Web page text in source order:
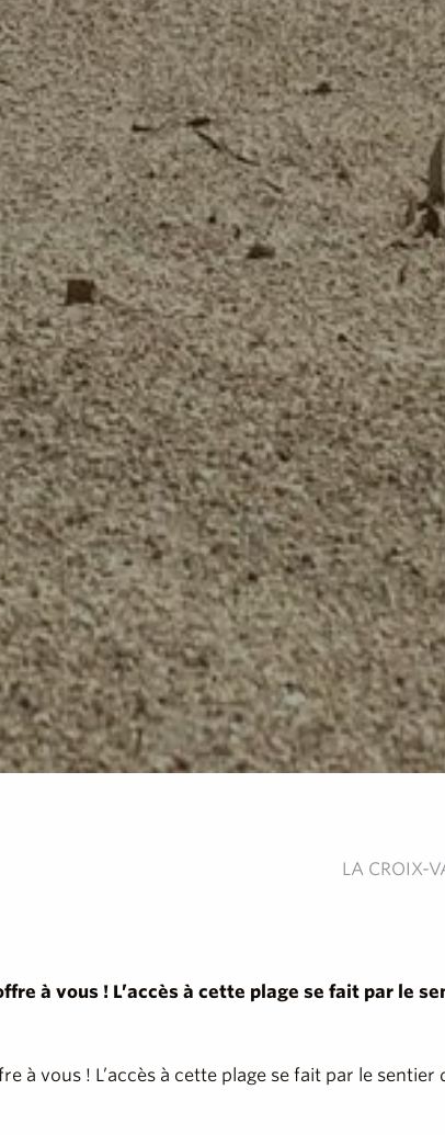
LA CROIX-
à vous ! L’accès à cette plage se fait par
à vous ! L’accès à cette plage se fait par le